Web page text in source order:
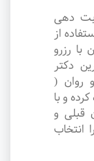
دهی
از
با رزرو
دکتر
(
و با
قبلی و
انتخاب